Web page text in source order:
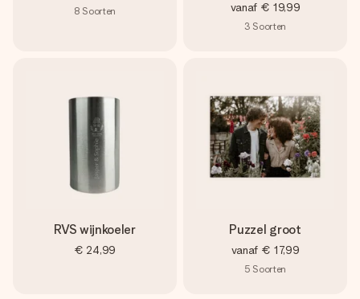
8 Soorten vanaf € 19,99
3 Soorten
RVS wijnkoeler
€ 24,99
Puzzel groot
vanaf € 17,99
5 Soorten